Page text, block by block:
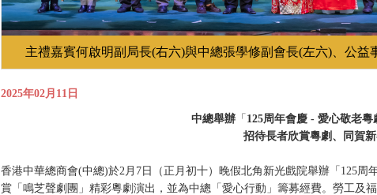
主禮嘉賓何啟明副局長(右六)與中總張學修副會長(左六)、公
2025年02月11日
中總舉辦 「 125周年會慶 -愛心敬老粵
招待長者欣賞粵劇、同賀
香港中華總商會(中總)於2月7日（正月初十）晚假北角新光戲院舉辦「125
賞「鳴芝聲劇團」精彩粵劇演出，並為中總「愛心行動」籌募經費。勞工及